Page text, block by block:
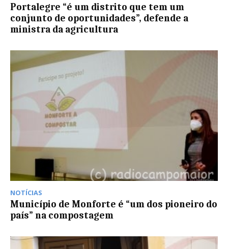
Portalegre “é um distrito que tem um
conjunto de oportunidades”, defende a
ministra da agricultura
NOTÍCIAS
Município de Monforte é “um dos pioneiro do
país” na compostagem